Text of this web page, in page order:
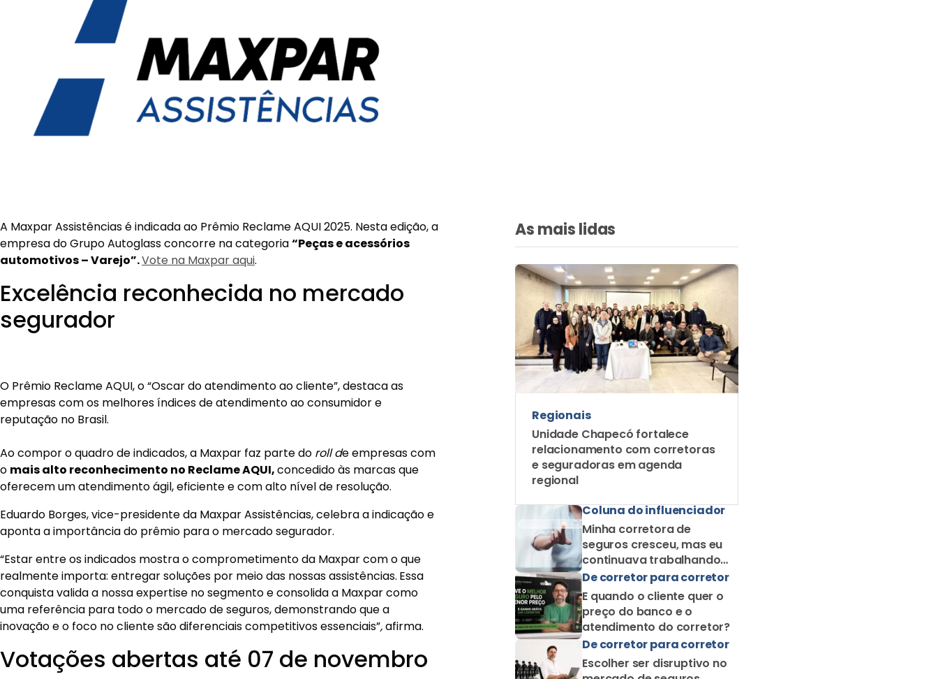
A Maxpar Assistências é indicada ao Prêmio Reclame AQUI 2025. Nesta edição, a
empresa do Grupo Autoglass concorre na categoria
O Prêmio Reclame AQUI, o “Oscar do atendimento ao cliente”, destaca as
empresas com os melhores índices de atendimento ao consumidor e
Ao compor o quadro de indicados, a Maxpar faz parte do roll de empresas com
omais alto reconhecimento no Reclame AQUI,
oferecem um atendimento ágil, eficiente e com alto nível de resolução.
aponta a importância do prêmio para o mercado segurador.
“Estar entre os indicados mostra o comprometimento da Maxpar com o que
realmente importa: entregar soluções por meio das nossas assistências.
conquista valida a nossa expertise no segmento e consolida a Maxpar como
uma referência para todo o mercado de seguros, demonstrando que a
inovação e o foco no cliente são diferenciais competitivos essenciais”,afirma.
Votações abertas até 07 de novembro
O voto do consumidor na premiação é um grande instrumento de mudança e
melhoria no mercado. Além de conceder o troféu às marcas de prestígio, ele
também influencia na forma como as empresas investem na melhoria em
relacionamento e suporte.
Vote também na Autoglass
Regionais
Unidade Chapecó fortalece
relacionamento com corretoras
e seguradoras em agenda
regional
Minha corretora de
seguros cresceu, mas eu
continuava trabalhando
como corretor solo
De corretor para corretor
preço do banco e o
atendimento do corretor?
De corretor para corretor
Escolher ser disruptivo no
mercado de seguros
Carreira
Corretor de seguros se
transforma em principal
gestor de riscos e
proteção familiar